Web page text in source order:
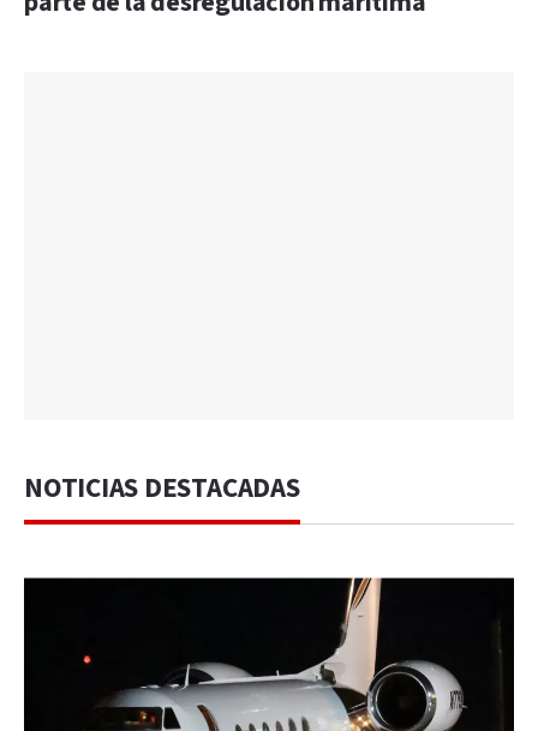
NOTICIAS DESTACADAS